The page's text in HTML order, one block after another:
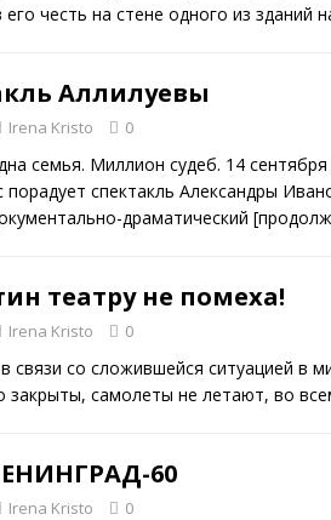
его честь на стене одного из зданий
Аллилуевы
Irena Kristo 0
семья. Миллион судеб. 14
порадует спектакль Александры
драматический
театру не помеха!
Irena Kristo 0
связи со сложившейся ситуацией в
закрыты, самолеты не летают, во
60
Irena Kristo 0